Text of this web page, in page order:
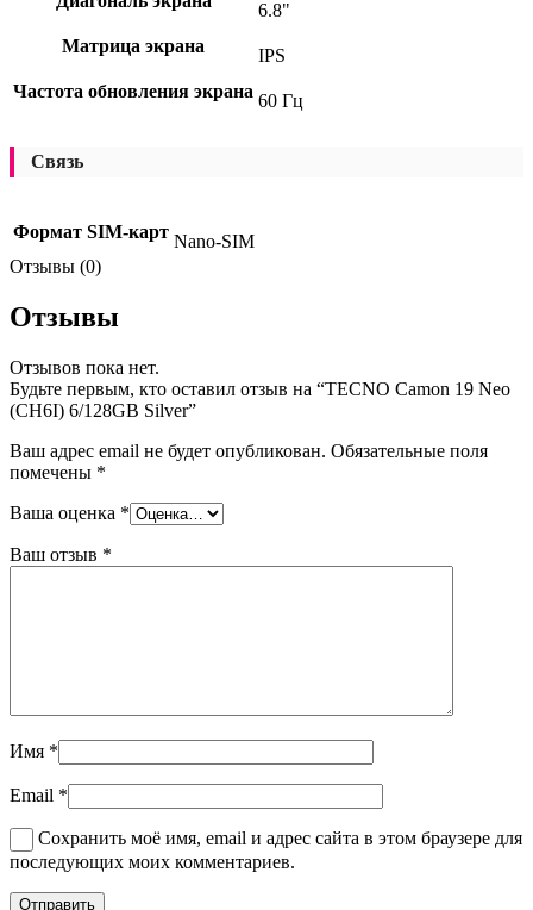
6.8"
Матрица экрана
IPS
Частота обновления экрана 60 Гц
Связь
Формат SIM-карт Nano-SIM
Отзывы (0)
Отзывы
Отзывов пока нет.
Будьте первым, кто оставил отзыв на “TECNO Camon 19 Neo
(CH6I) 6/128GB Silver”
Ваш адрес email не будет опубликован. Обязательные поля
помечены *
Ваша оценка *
Ваш отзыв *
Имя *
Email *
Сохранить моё имя, email и адрес сайта в этом браузере для
последующих моих комментариев.